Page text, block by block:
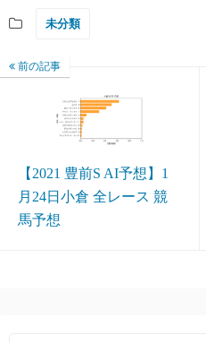
未分類
前の記事
【2021 豊前S AI予想】1
月24日小倉 全レース 競
馬予想